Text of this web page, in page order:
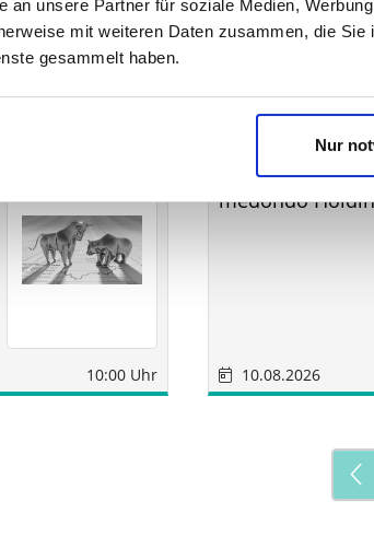
an unsere Partner für soziale Medien,
mit weiteren Daten zusammen, die
gesammelt haben.
Nur
Termine
10:00 Uhr
medondo
10.08.2026